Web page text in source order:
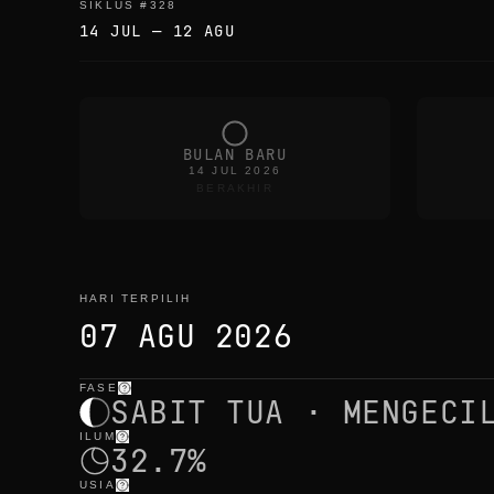
SIKLUS # 328
14 JUL — 12 AGU
BULAN BARU
14 JUL 2026
HARI TERPILIH
07 AGU 2026
hari terpilih
FASE
SABIT TUA ·
ILUM
32.7%
USIA